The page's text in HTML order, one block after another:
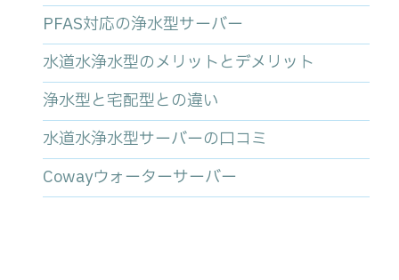
PFAS対応の浄水型サーバー
水道水浄水型のメリットとデメリット
浄水型と宅配型との違い
水道水浄水型サーバーの口コミ
Cowayウォーターサーバー